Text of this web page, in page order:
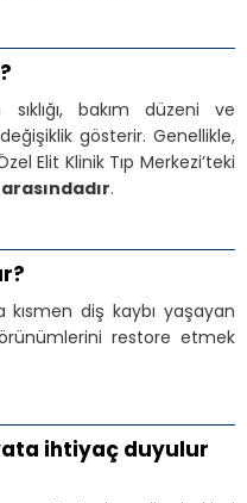
bakım düzeni ve
gösterir. Genellikle,
Elit Klinik Tıp Merkezi’teki
arasındadır.
diş kaybı yaşayan
restore etmek
ihtiyaç duyulur